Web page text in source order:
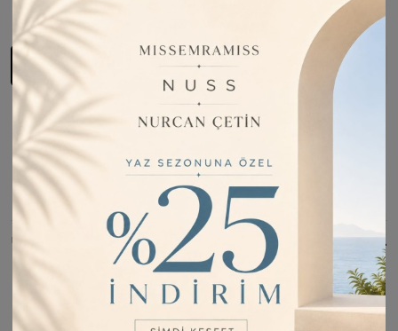
Sepete Ekle
Fiyatı Düşünce Haber Ver
LOC74414
İade Bilgisi:
Değişim Kabul Edilir
Bu Ürünü Paylaş
ÜRÜN BILGISI
Standart boy kesimiyle vücuda tam oturur ve hareket
özgürlüğü Sağlar
- Pamuklu materyali cildi tahriş etmeden yumuşak bir